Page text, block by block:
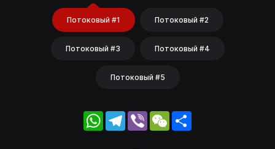
Потоковый #1 Потоковый #2
Потоковый #3 Потоковый #4
Потоковый #5
WhatsApp
Telegram
Viber WeChat